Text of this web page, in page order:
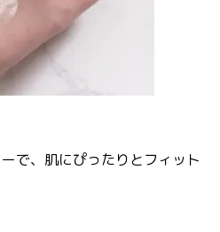
で、肌にぴったりとフィット